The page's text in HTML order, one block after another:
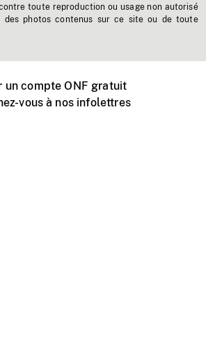
toute reproduction ou usage non autorisé
des photos contenus sur ce site ou de toute
un compte ONF gratuit
vous à nos infolettres